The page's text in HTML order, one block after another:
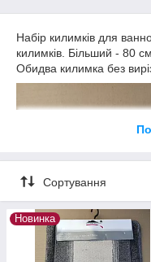
Набір килимків для
килимків. Більший - 80
Обидва килимка без
Сортування
Новинка